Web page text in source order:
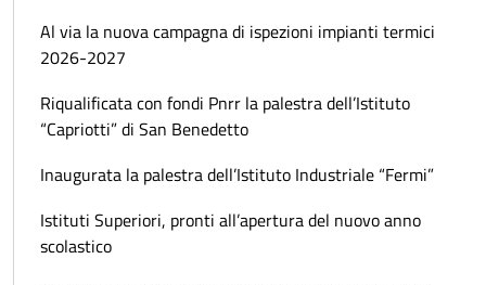
Al via la nuova campagna di ispezioni impianti termici
2026-2027
Riqualificata con fondi Pnrr la palestra dell’Istituto
“Capriotti” di San Benedetto
Inaugurata la palestra dell’Istituto Industriale “Fermi”
Istituti Superiori, pronti all’apertura del nuovo anno
scolastico